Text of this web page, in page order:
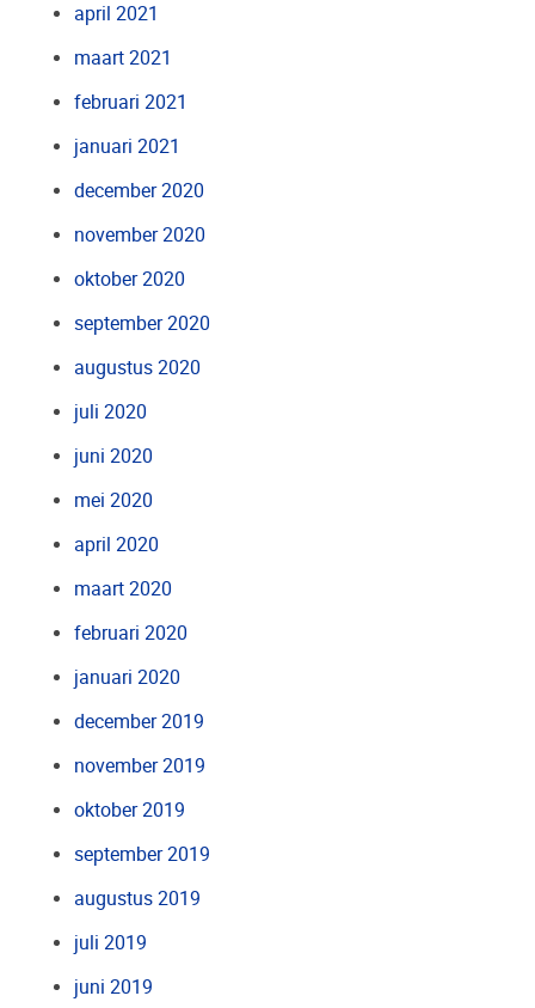
april 2021
maart 2021
februari 2021
januari 2021
december 2020
november 2020
oktober 2020
september 2020
augustus 2020
juli 2020
juni 2020
mei 2020
april 2020
maart 2020
februari 2020
januari 2020
december 2019
november 2019
oktober 2019
september 2019
augustus 2019
juli 2019
juni 2019